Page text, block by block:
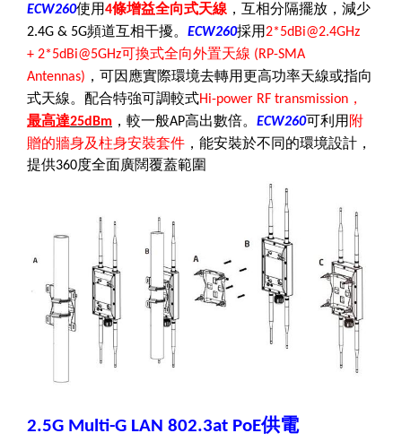
ECW260使用4條增益全向式天線 ，互相分隔擺放，減少
2.4G & 5G頻道互相干擾。 ECW260採用2*5dBi@2.4GHz
+ 2*5dBi@5GHz可換式全向外置天線 (RP-SMA
Antennas) ，可因應實際環境去轉用更高功率天線或指向
式天線。配合特強可調較式Hi-power RF transmission ，
最高達25dBm ，較一般AP高出數倍。 ECW260可利用 附
贈的牆身及柱身安裝套件 ，能安裝於不同的環境設計 ，
提供360度全面廣闊覆蓋範圍
2.5G Multi-G LAN 802.3at PoE供電